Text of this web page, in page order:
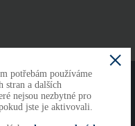
KONTAKTY
potřebám používáme
stran a dalších
nejsou nezbytné pro
jste je aktivovali.